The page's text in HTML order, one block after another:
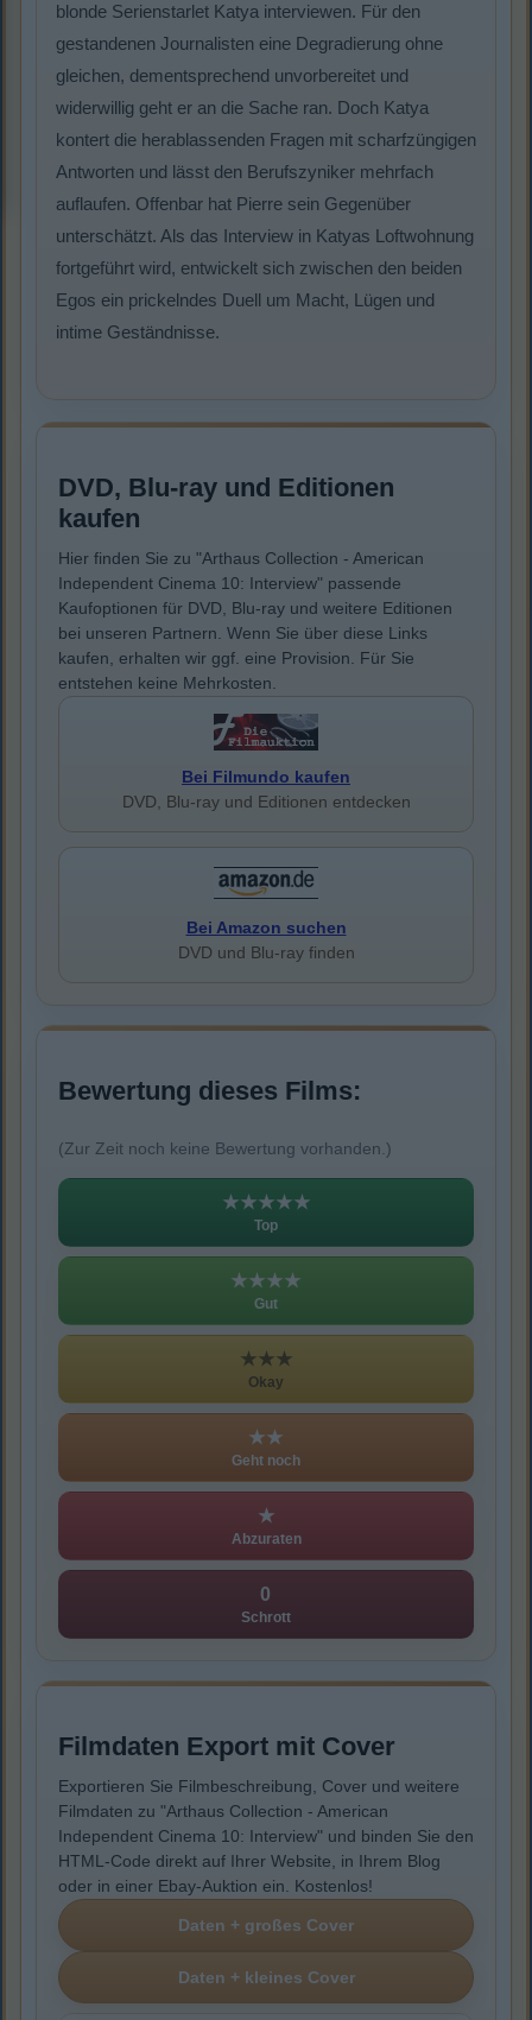
blonde Serienstarlet Katya interviewen. Für den
gestandenen Journalisten eine Degradierung ohne
gleichen, dementsprechend unvorbereitet und
widerwillig geht er an die Sache ran. Doch Katya
kontert die herablassenden Fragen mit scharfzüngigen
Antworten und lässt den Berufszyniker mehrfach
auflaufen. Offenbar hat Pierre sein Gegenüber
unterschätzt. Als das Interview in Katyas Loftwohnung
fortgeführt wird, entwickelt sich zwischen den beiden
Egos ein prickelndes Duell um Macht, Lügen und
intime Geständnisse.
DVD, Blu-ray und Editionen
kaufen
Hier finden Sie zu "Arthaus Collection - American
Independent Cinema 10: Interview" passende
Kaufoptionen für DVD, Blu-ray und weitere Editionen
bei unseren Partnern. Wenn Sie über diese Links
kaufen, erhalten wir ggf. eine Provision. Für Sie
entstehen keine Mehrkosten.
Bei Filmundo kaufen
DVD, Blu-ray und Editionen entdecken
Bei Amazon suchen
DVD und Blu-ray finden
Bewertung dieses Films:
(Zur Zeit noch keine Bewertung vorhanden.)
★★★★★
Top
★★★★
Gut
★★★
Okay
★★
Geht noch
★
Abzuraten
0
Schrott
Filmdaten Export mit Cover
Exportieren Sie Filmbeschreibung, Cover und weitere
Filmdaten zu "Arthaus Collection - American
Independent Cinema 10: Interview" und binden Sie den
HTML-Code direkt auf Ihrer Website, in Ihrem Blog
oder in einer Ebay-Auktion ein. Kostenlos!